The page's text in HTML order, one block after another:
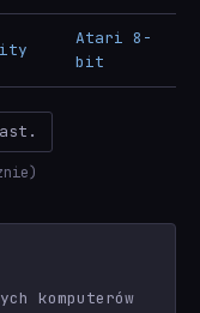
Atari 8-
bit
komputerów